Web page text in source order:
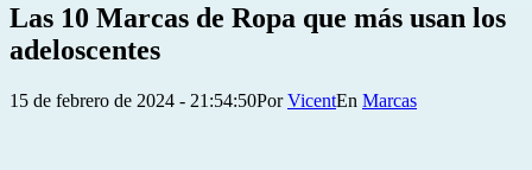
Las 10 Marcas de Ropa que más usan los
adeloscentes
Publicada
15 de febrero de 2024 - 21:54:50PorVicent
Categorizado
Marcas